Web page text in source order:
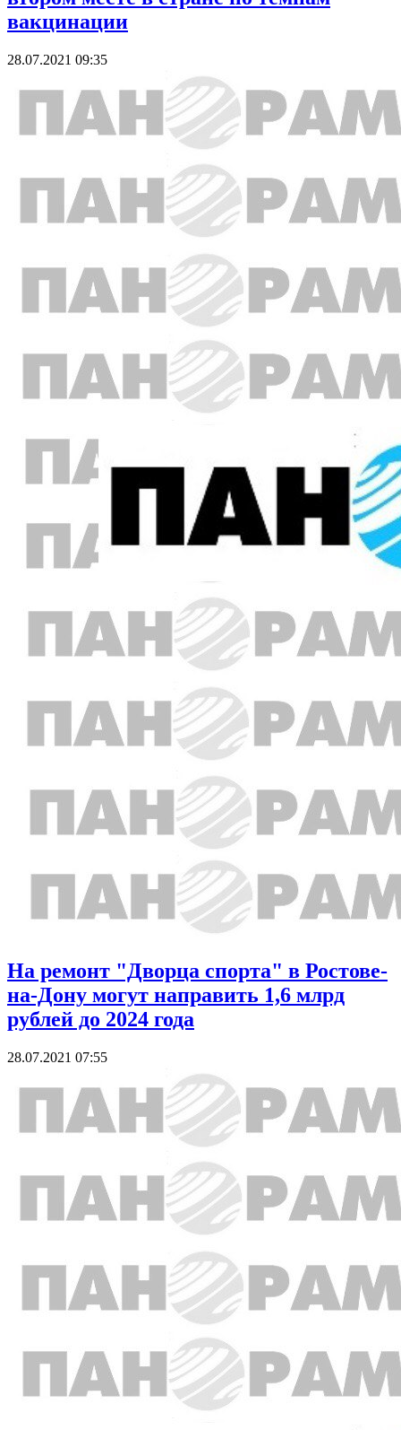
вакцинации
28.07.2021 09:35
На ремонт "Дворца спорта" в Ростове-
на-Дону могут направить 1,6 млрд
рублей до 2024 года
28.07.2021 07:55